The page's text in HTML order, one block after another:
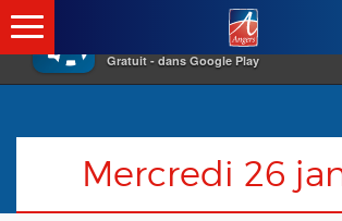
×
Gratuit - dans Google Play
Mercredi 26